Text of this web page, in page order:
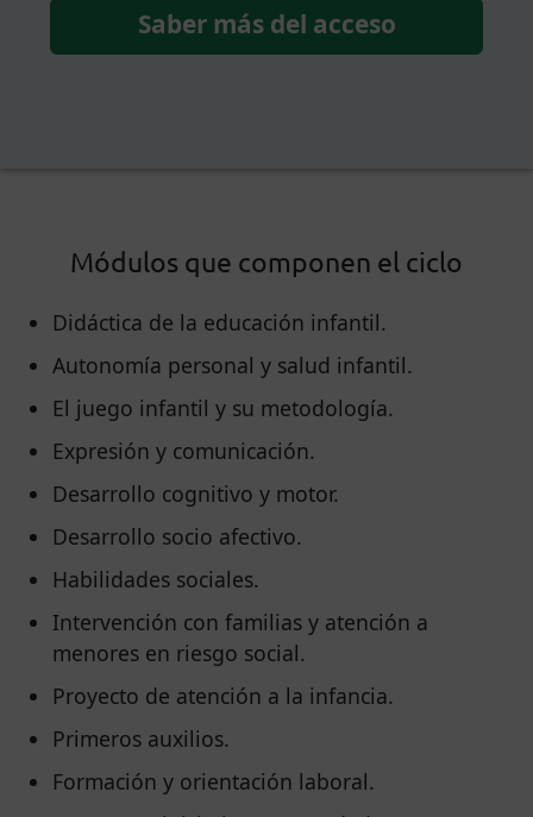
Saber más del acceso
Módulos que componen el ciclo
Didáctica de la educación infantil.
Autonomía personal y salud infantil.
El juego infantil y su metodología.
Expresión y comunicación.
Desarrollo cognitivo y motor.
Desarrollo socio afectivo.
Habilidades sociales.
Intervención con familias y atención a
menores en riesgo social.
Proyecto de atención a la infancia.
Primeros auxilios.
Formación y orientación laboral.